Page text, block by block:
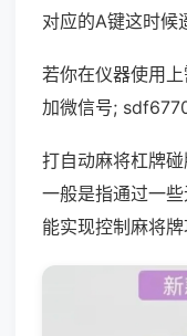
对应的A键这时候
若你在仪器使用
加微信号;
打自动麻将杠牌
一般是指通过一
能实现控制麻将牌